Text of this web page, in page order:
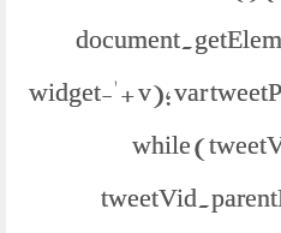
widget-' + v); var
while